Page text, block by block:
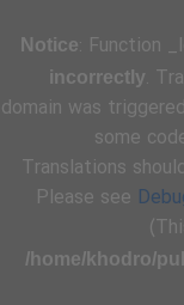
Notice: Function
incorrectly.
domain was
some
Translations
Please see
/home/khodro/